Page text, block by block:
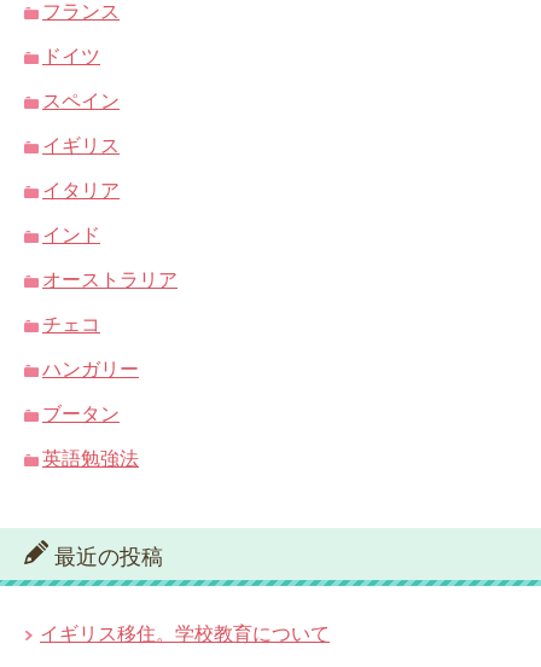
フランス
ドイツ
スペイン
イギリス
イタリア
インド
オーストラリア
チェコ
ハンガリー
ブータン
英語勉強法
最近の投稿
イギリス移住。学校教育について